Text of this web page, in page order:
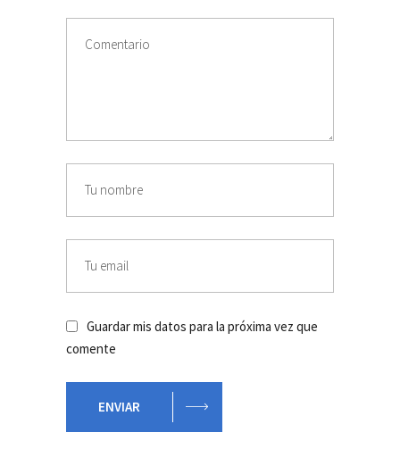
Guardar mis datos para la próxima vez que
comente
ENVIAR